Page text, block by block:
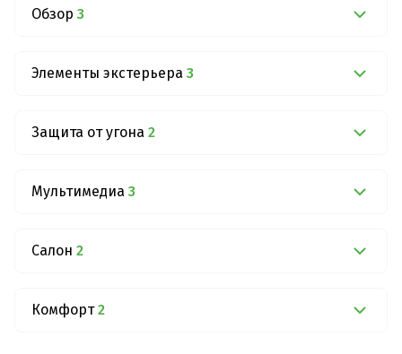
Обзор 3
Элементы экстерьера 3
Защита от угона 2
Мультимедиа 3
Салон 2
Комфорт 2